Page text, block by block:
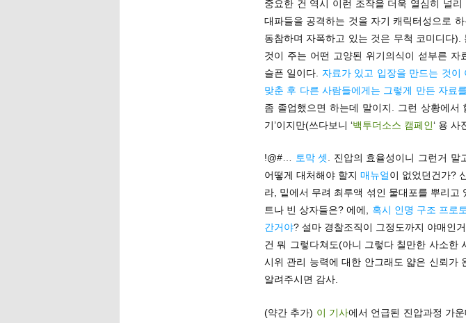
중요한 건 역시 이런 조작을 더욱 열심히 널리
대파들을 공격하는 것을 자기 캐릭터성으로
동참하며 자폭하고 있는 것은 무척 코미디다
것이 주는 어떤 고양된 위기의식이 섣부른
슬픈 일이다. 자료가 있고 입장을 만드는 것
맞춘 후 다른 사람들에게는 그렇게 만든 자료
좀 졸업했으면 하는데 말이지. 그런 상황에서
기’이지만(쓰다보니 ‘백투더소스 캠페인‘ 용 사
!@#… 토막 셋. 진압의 효율성이니 그런거 말
어떻게 대처해야 할지 매뉴얼이 없었던건가?
라, 밑에서 무려 최루액 섞인 물대포를 뿌리고
트나 빈 상자들은? 에에, 혹시 인명 구조 프로
간거야? 설마 경찰조직이 그정도까지 야매인
건 뭐 그렇다쳐도(아니 그렇다 칠만한 사소한
시위 관리 능력에 대한 안그래도 얇은 신뢰가
알려주시면 감사.
(약간 추가) 이 기사에서 언급된 진압과정 가